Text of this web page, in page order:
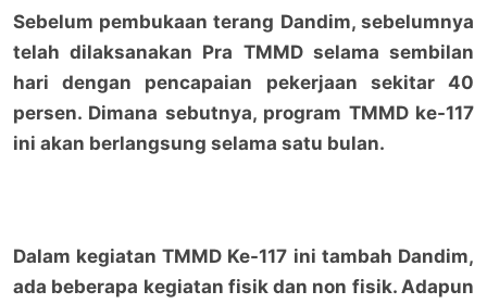
Sebelum pembukaan terang Dandim, sebelumnya
telah dilaksanakan Pra TMMD selama sembilan
hari dengan pencapaian pekerjaan sekitar 40
persen. Dimana sebutnya, program TMMD ke-117
ini akan berlangsung selama satu bulan.
Dalam kegiatan TMMD Ke-117 ini tambah Dandim,
ada beberapa kegiatan fisik dan non fisik. Adapun